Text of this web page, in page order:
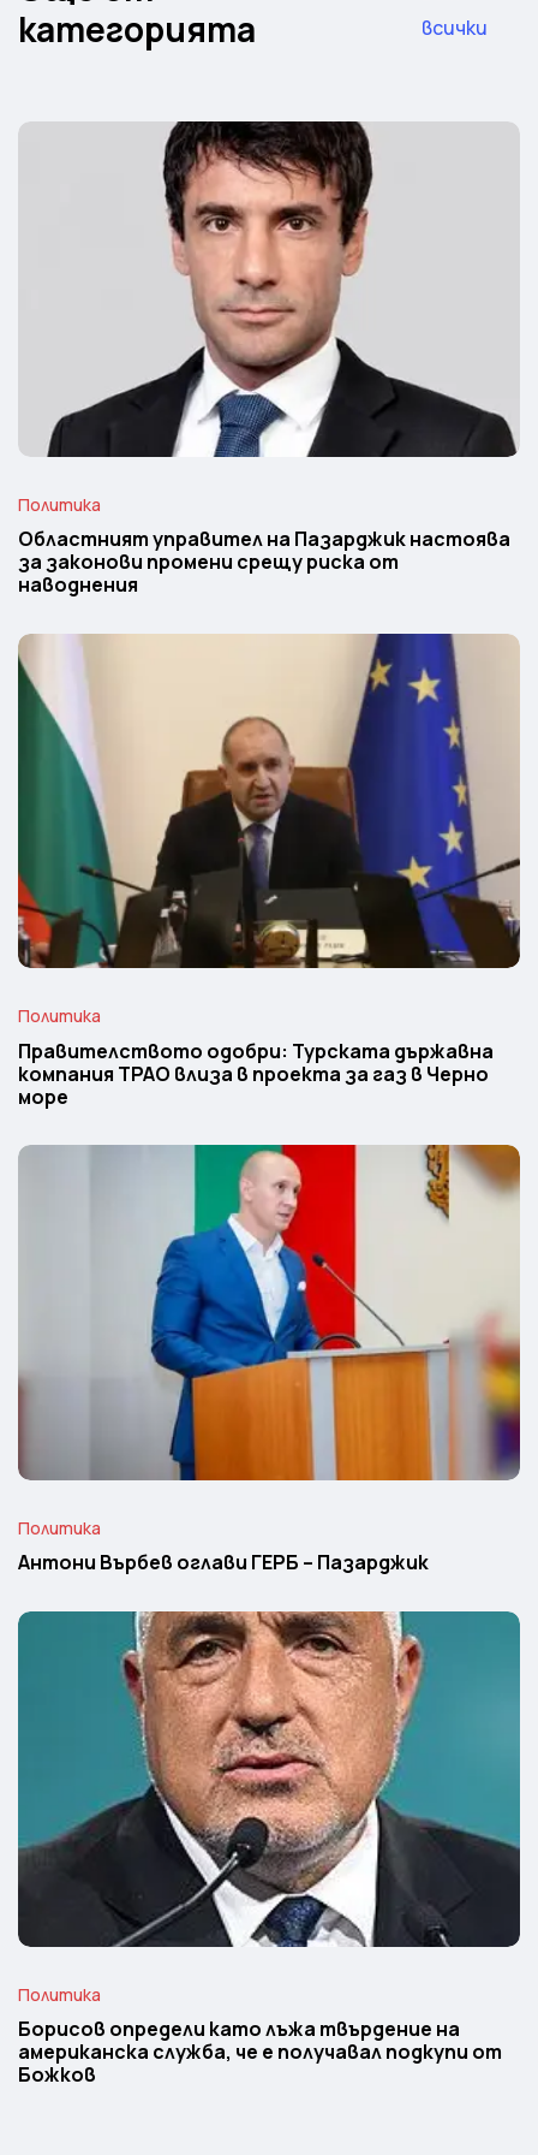
категорията
всички
Политика
Областният управител на Пазарджик настоява
за законови промени срещу риска от
наводнения
Политика
Правителството одобри: Турската държавна
компания TPAO влиза в проекта за газ в Черно
море
Политика
Антони Върбев оглави ГЕРБ – Пазарджик
Политика
Борисов определи като лъжа твърдение на
американска служба, че е получавал подкупи от
Божков